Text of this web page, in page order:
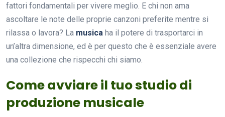
fattori fondamentali per vivere meglio. E chi non ama
ascoltare le note delle proprie canzoni preferite mentre si
rilassa o lavora? La musica ha il potere di trasportarci in
un’altra dimensione, ed è per questo che è essenziale avere
una collezione che rispecchi chi siamo.
Come avviare il tuo studio di
produzione musicale